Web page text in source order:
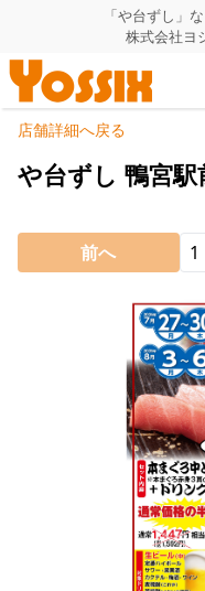
「や台ずし」
株式会社ヨ
HOME
企業情報トップ
代表者あいさつ
グループ会社
会社概要
事業一覧
飲食事業紹介
飲食事業紹介ト
や台ずし
焼とりてっぱん
IR（株主・投資家
IR情報トップ
会長メッセージ
今後の取り組み
採用情報トップ
店舗物件・店舗施
お問い合わせ
店舗詳細へ戻る
や台ずし 鴨宮
前へ